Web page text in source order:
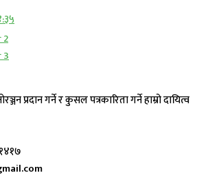
प्रदान गर्ने र कुसल पत्रकारिता गर्ने हाम्रो दायित्व